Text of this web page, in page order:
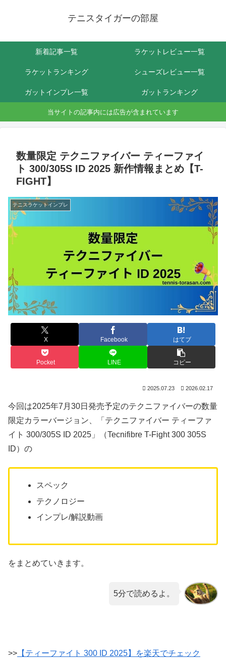
テニスタイガーの部屋
新着記事一覧 ラケットレビュー一覧
ラケットランキング シューズレビュー一覧
ガットインプレ一覧 ガットランキング
当サイトの記事内には広告が含まれています
数量限定 テクニファイバー ティーファイ
ト 300/305S ID 2025 新作情報まとめ【T-
FIGHT】
テニスラケットインプレ
X Facebook はてブ
Pocket LINE コピー
2025.07.23 2026.02.17
今回は2025年7月30日発売予定のテクニファイバーの数量
限定カラーバージョン、「テクニファイバー ティーファ
イト 300/305S ID 2025」（Tecnifibre T-Fight 300 305S
ID）の
スペック
テクノロジー
インプレ/解説動画
をまとめていきます。
5分で読めるよ。
>> 【ティーファイト 300 ID 2025】を楽天でチェック